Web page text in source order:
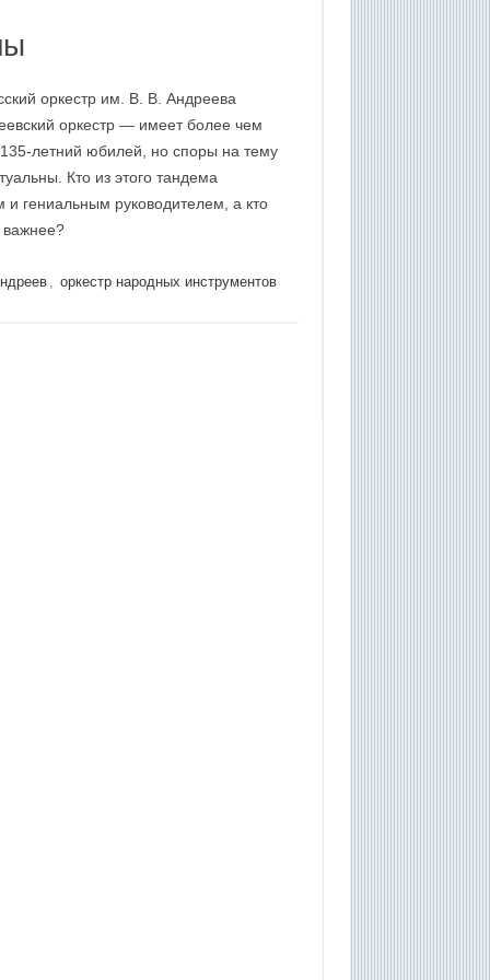
оркестр им. В. В. Андреева
оркестр — имеет более чем
летний юбилей, но споры на тему
Кто из этого тандема
гениальным руководителем, а кто
, оркестр народных инструментов